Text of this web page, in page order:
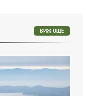
ВИЖ ОЩЕ